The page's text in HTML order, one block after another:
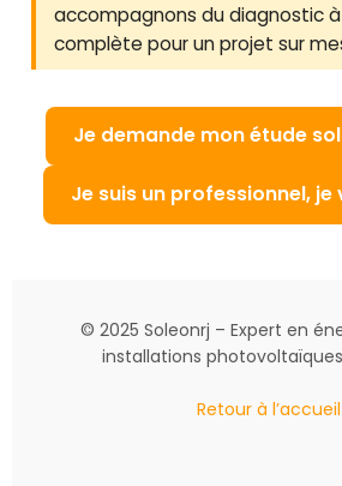
accompagnons du diagnostic à
complète pour un projet sur
Je demande mon étude
Je suis un professionnel, je
© 2025 Soleonrj – Expert en
installations
Retour à l’accueil